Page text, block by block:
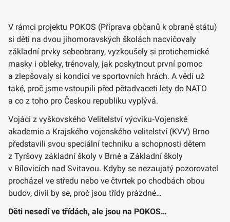
V rámci projektu POKOS (Příprava občanů k obraně státu)
si děti na dvou jihomoravských školách nacvičovaly
základní prvky sebeobrany, vyzkoušely si protichemické
masky i obleky, trénovaly, jak poskytnout první pomoc
a zlepšovaly si kondici ve sportovních hrách. A vědí už
také, proč jsme vstoupili před pětadvaceti lety do NATO
a co z toho pro Českou republiku vyplývá.
Vojáci z vyškovského Velitelství výcviku‑Vojenské
akademie a Krajského vojenského velitelství (KVV) Brno
představili svou speciální techniku a schopnosti dětem
z Tyršovy základní školy v Brně a Základní školy
v Bílovicích nad Svitavou. Kdyby se nezaujatý pozorovatel
procházel ve středu nebo ve čtvrtek po chodbách obou
budov, divil by se, proč jsou třídy prázdné…
Děti nesedí ve třídách, ale jsou na POKOS…